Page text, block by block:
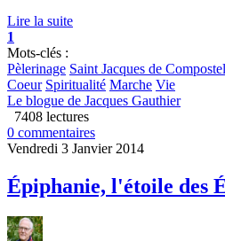
Lire la suite
1
Mots-clés :
Pèlerinage Saint Jacques de
Coeur Spiritualité Marche Vie
Le blogue de Jacques Gauthier
7408 lectures
0 commentaires
Vendredi 3 Janvier 2014
Épiphanie, l'étoile des